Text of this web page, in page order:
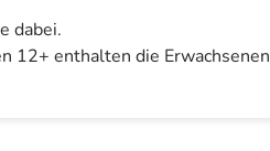
dabei.
12+ enthalten die Erwachsenen